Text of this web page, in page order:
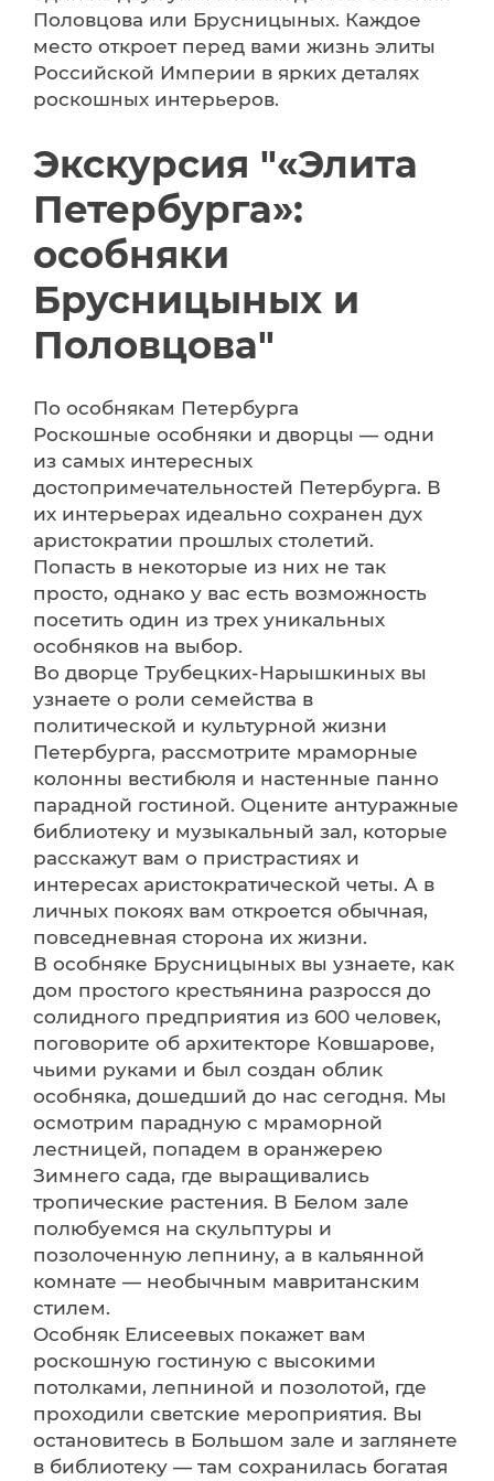
Половцова или Брусницыных. Каждое
место откроет перед вами жизнь элиты
Российской Империи в ярких деталях
роскошных интерьеров.
Экскурсия "«Элита
Петербурга»:
особняки
Брусницыных и
Половцова"
По особнякам Петербурга
Роскошные особняки и дворцы — одни
из самых интересных
достопримечательностей Петербурга. В
их интерьерах идеально сохранен дух
аристократии прошлых столетий.
Попасть в некоторые из них не так
просто, однако у вас есть возможность
посетить один из трех уникальных
особняков на выбор.
Во дворце Трубецких-Нарышкиных вы
узнаете о роли семейства в
политической и культурной жизни
Петербурга, рассмотрите мраморные
колонны вестибюля и настенные панно
парадной гостиной. Оцените антуражные
библиотеку и музыкальный зал, которые
расскажут вам о пристрастиях и
интересах аристократической четы. А в
личных покоях вам откроется обычная,
повседневная сторона их жизни.
В особняке Брусницыных вы узнаете, как
дом простого крестьянина разросся до
солидного предприятия из 600 человек,
поговорите об архитекторе Ковшарове,
чьими руками и был создан облик
особняка, дошедший до нас сегодня. Мы
осмотрим парадную с мраморной
лестницей, попадем в оранжерею
Зимнего сада, где выращивались
тропические растения. В Белом зале
полюбуемся на скульптуры и
позолоченную лепнину, а в кальянной
комнате — необычным мавританским
стилем.
Особняк Елисеевых покажет вам
роскошную гостиную с высокими
потолками, лепниной и позолотой, где
проходили светские мероприятия. Вы
остановитесь в Большом зале и заглянете
в библиотеку — там сохранилась богатая